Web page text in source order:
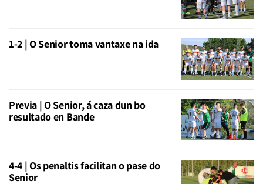
1-2 | O Senior toma vantaxe na ida
Previa | O Senior, á caza dun bo
resultado en Bande
4-4 | Os penaltis facilitan o pase do
Senior